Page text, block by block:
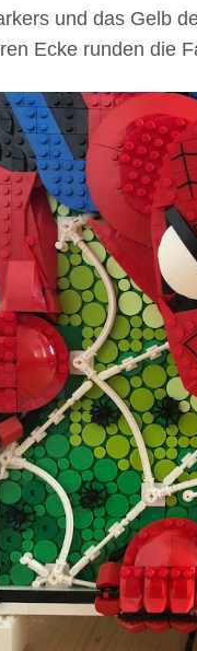
und das Gelb
Ecke runden die